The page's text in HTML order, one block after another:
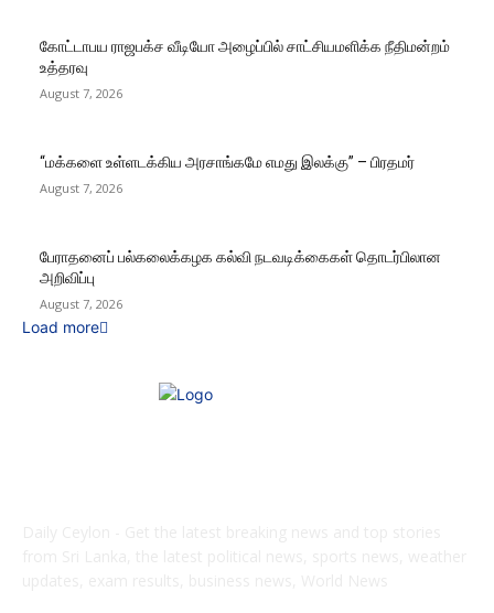
கோட்டாபய ராஜபக்ச வீடியோ அழைப்பில் சாட்சியமளிக்க நீதிமன்றம்
உத்தரவு
August 7, 2026
“மக்களை உள்ளடக்கிய அரசாங்கமே எமது இலக்கு” – பிரதமர்
August 7, 2026
பேராதனைப் பல்கலைக்கழக கல்வி நடவடிக்கைகள் தொடர்பிலான
அறிவிப்பு
August 7, 2026
Load more